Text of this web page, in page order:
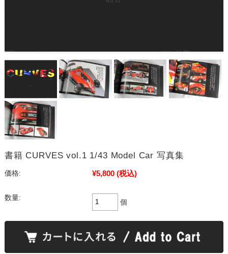
書籍 CURVES vol.1 1/43 Model Car 写真集
価格: ¥5,800 (税込)
数量:
個